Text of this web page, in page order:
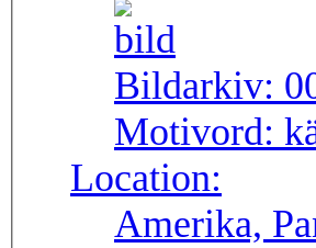
Bildarkiv:
Motivord:
Location:
Amerika,